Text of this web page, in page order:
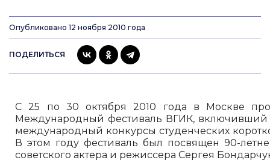
Опубликовано 12 ноября 2010 года
ПОДЕЛИТЬСЯ
С 25 по 30 октября 2010 года в Москве
Международный фестиваль ВГИК, включивший
международный конкурсы студенческих
В этом году фестиваль был посвящен 90-
советского актера и режиссера Сергея